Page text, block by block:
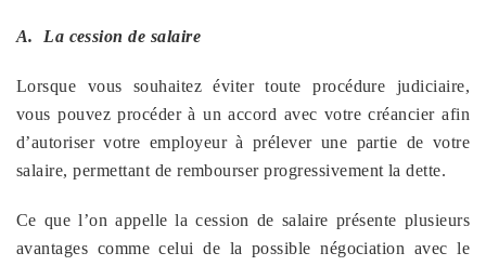
A. La cession de salaire
Lorsque vous souhaitez éviter toute procédure judiciaire,
vous pouvez procéder à un accord avec votre créancier afin
d’autoriser votre employeur à prélever une partie de votre
salaire, permettant de rembourser progressivement la dette.
Ce que l’on appelle la cession de salaire présente plusieurs
avantages comme celui de la possible négociation avec le